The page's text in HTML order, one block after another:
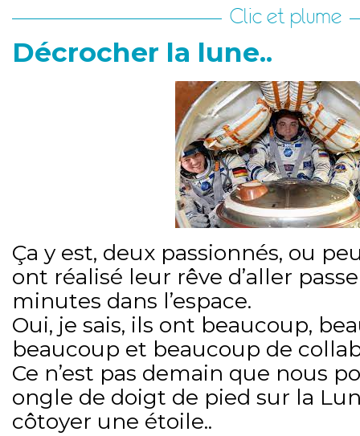
Clic et plume
Décrocher la lune..
Ça y est, deux passionnés, ou
ont réalisé leur rêve d’aller
minutes dans l’espace.
Oui, je sais, ils ont beaucoup,
beaucoup et beaucoup de
Ce n’est pas demain que nous
ongle de doigt de pied sur la
côtoyer une étoile..